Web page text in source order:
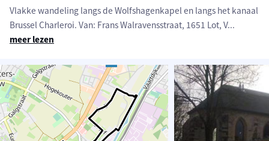
Vlakke wandeling langs de Wolfshagenkapel en langs het kanaal
Brussel Charleroi. Van: Frans Walravensstraat, 1651 Lot, V...
meer lezen